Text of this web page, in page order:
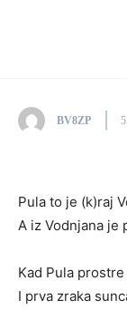
BV8ZP
Pula to je (k)raj
A iz Vodnjana je
Kad Pula
I prva zraka